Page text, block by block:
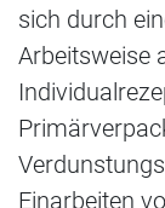
sich durch
Arbeitsweise
Einarbeiten